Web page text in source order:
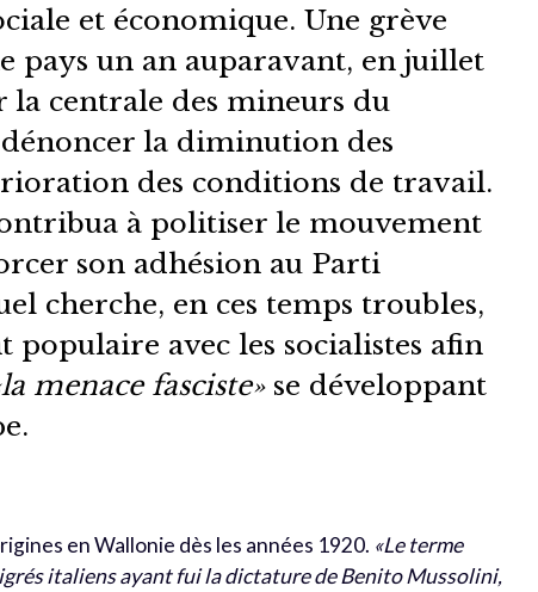
et économique. Une grève
pays un an auparavant, en juillet
la centrale des mineurs du
la diminution des
des conditions de travail.
à politiser le mouvement
son adhésion au Parti
cherche, en ces temps troubles,
avec les socialistes afin
menace fasciste» se développant
en Wallonie dès les années 1920. «Le terme
italiens ayant fui la dictature de Benito Mussolini,